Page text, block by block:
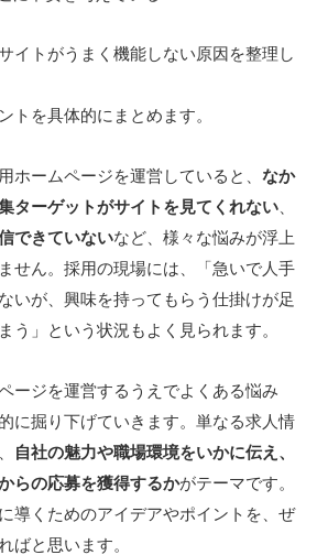
イトがうまく機能しない原因を整理し
トを具体的にまとめます。
ホームページを運営していると、 なか
ターゲットがサイトを見てくれない
できていないなど、様々な悩みが浮上
せん。採用の現場には、「急いで人手
いが、興味を持ってもらう仕掛けが足
う」という状況もよく見られます。
ージを運営するうえでよくある悩み
に掘り下げていきます。単なる求人情
自社の魅力や職場環境をいかに伝え、
らの応募を獲得するかがテーマです。
導くためのアイデアやポイントを、ぜ
ばと思います。